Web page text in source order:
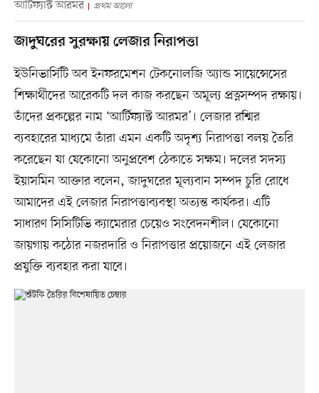
আর্টিফ্যাক্ট আরমর প্রথম আলো
জাদুঘরের সুরক্ষায় লেজার নিরাপত্তা
ইউনিভার্সিটি অব ইনফরমেশন টেকনোলজি অ্যান্ড সায়েন্সেসের
শিক্ষার্থীদের আরেকটি দল কাজ করছেন অমূল্য প্রত্নসম্পদ রক্ষায়।
তাঁদের প্রকল্পের নাম ‘আর্টিফ্যাক্ট আরমর’। লেজার রশ্মির
ব্যবহারের মাধ্যমে তাঁরা এমন একটি অদৃশ্য নিরাপত্তা বলয় তৈরি
করেছেন যা যেকোনো অনুপ্রবেশ ঠেকাতে সক্ষম। দলের সদস্য
ইয়াসমিন আক্তার বলেন, জাদুঘরের মূল্যবান সম্পদ চুরি রোধে
আমাদের এই লেজার নিরাপত্তাব্যবস্থা অত্যন্ত কার্যকর। এটি
সাধারণ সিসিটিভি ক্যামেরার চেয়েও সংবেদনশীল। যেকোনো
জায়গায় কঠোর নজরদারি ও নিরাপত্তার প্রয়োজনে এই লেজার
প্রযুক্তি ব্যবহার করা যাবে।